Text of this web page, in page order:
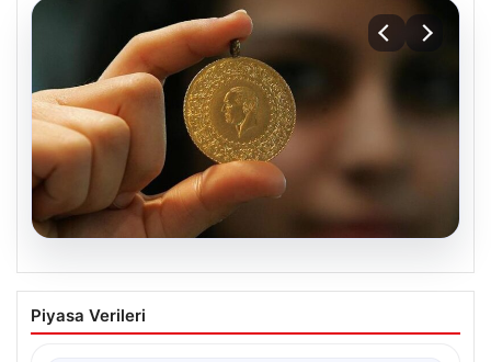
06.08.2026
Altın fiyatları canlı grafik 22 Mayıs: Altın
fiyatları ne oldu, düştü mü, çıktı mı?
Piyasa Verileri